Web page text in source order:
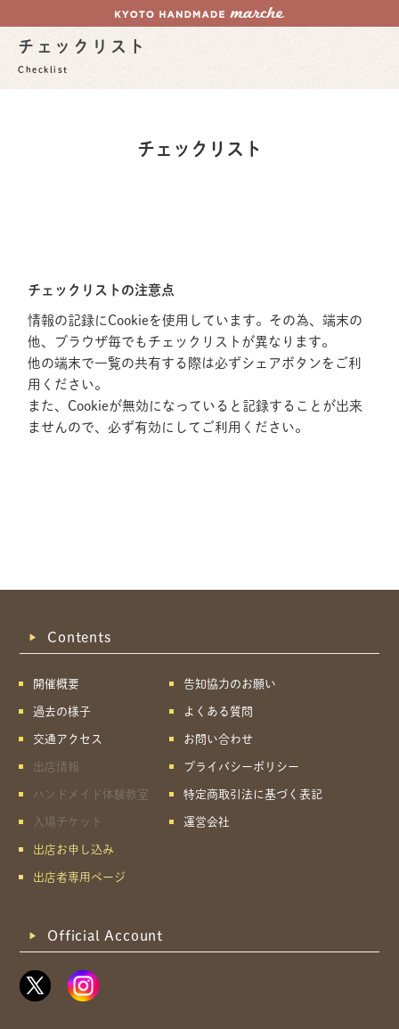
チェックリスト
Checklist
チェックリスト
チェックリストの注意点
情報の記録にCookieを使用しています。その為、端末の
他、ブラウザ毎でもチェックリストが異なります。
他の端末で一覧の共有する際は必ずシェアボタンをご利
用ください。
また、Cookieが無効になっていると記録することが出来
ませんので、必ず有効にしてご利用ください。
Contents
開催概要
過去の様子
交通アクセス
出店情報
ハンドメイド体験教室
入場チケット
出店お申し込み
出店者専用ページ
告知協力のお願い
よくある質問
お問い合わせ
プライバシーポリシー
特定商取引法に基づく表記
運営会社
Official Account